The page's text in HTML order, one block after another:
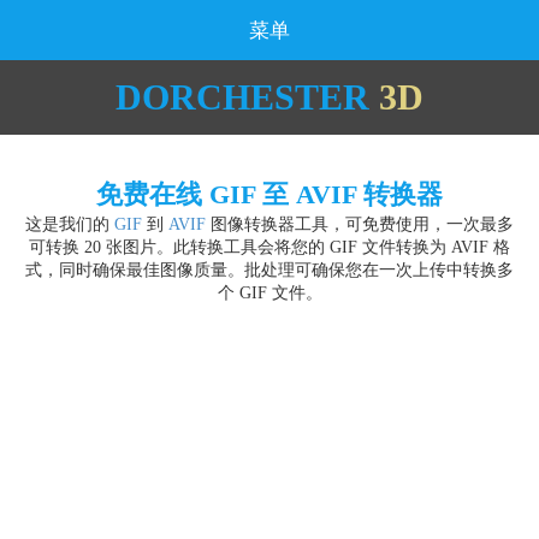
菜单
DORCHESTER 3D
免费在线 GIF 至 AVIF 转换器
这是我们的 GIF 到 AVIF 图像转换器工具，可免费使用，一次最多
可转换 20 张图片。此转换工具会将您的 GIF 文件转换为 AVIF 格
式，同时确保最佳图像质量。批处理可确保您在一次上传中转换多
个 GIF 文件。